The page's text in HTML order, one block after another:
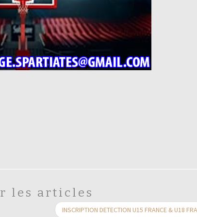
les articles
INSCRIPTION DETECTION U15 FRANCE & U18